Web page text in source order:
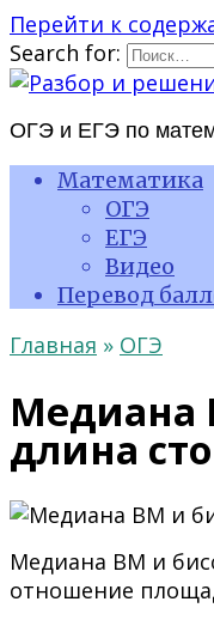
Перейти к
Search for:
ОГЭ и ЕГЭ по
Математика
ОГЭ
ЕГЭ
Видео
Перевод
Главная » ОГЭ
Медиана
длина
Медиана ВМ и
отношение